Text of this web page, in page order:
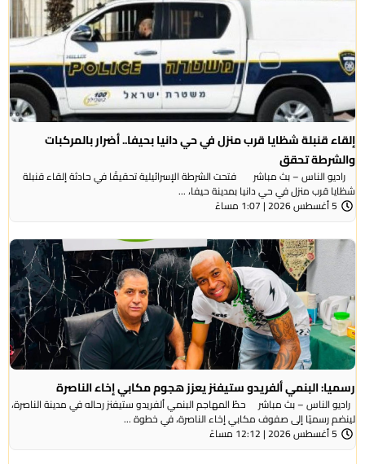
قنبلة شظايا قرب منزل في حي دانيا بحيفا.. أضرار بالمركبات
تحقق
– بث مباشر فتحت الشرطة الإسرائيلية تحقيقًا في حادثة إلقاء قنبلة
منزل في حي دانيا بمدينة حيفا، ...
البنمي ألفريدو ستيفنز يعزز هجوم مكابي إخاء الناصرة
– بث مباشر حطّ المهاجم البنمي ألفريدو ستيفنز رحاله في مدينة الناصرة،
رسميًا إلى صفوف مكابي إخاء الناصرة، في خطوة ...